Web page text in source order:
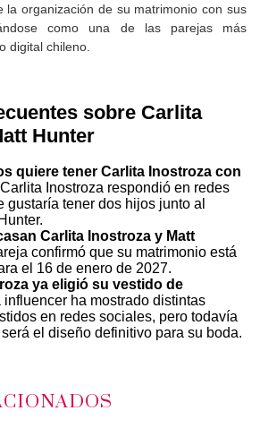
la organización de su matrimonio con sus
como una de las parejas más
digital chileno.
sobre Carlita
Hunter
quiere tener Carlita Inostroza con
Carlita Inostroza respondió en redes
gustaría tener dos hijos junto al
Carlita Inostroza y Matt
confirmó que su matrimonio está
el 16 de enero de 2027.
ya eligió su vestido de
influencer ha mostrado distintas
en redes sociales, pero todavía
el diseño definitivo para su boda.